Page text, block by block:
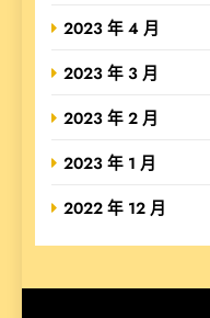
2023 年 4 月
2023 年 3 月
2023 年 2 月
2023 年 1 月
2022 年 12 月